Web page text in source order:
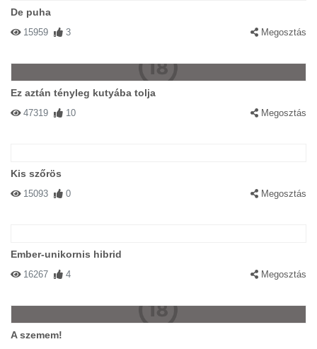
De puha
15959 3 Megosztás
Ez aztán tényleg kutyába tolja
47319 10 Megosztás
Kis szőrös
15093 0 Megosztás
Ember-unikornis hibrid
16267 4 Megosztás
A szemem!